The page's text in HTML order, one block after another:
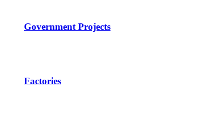
Government Projects
Factories